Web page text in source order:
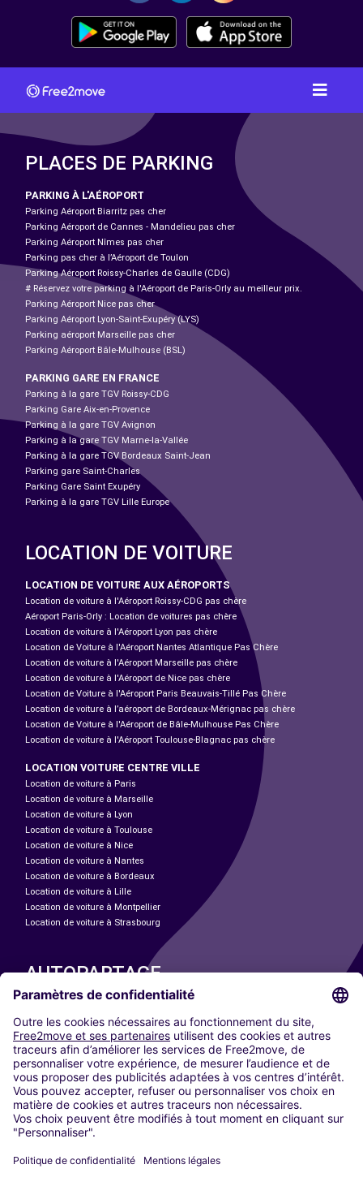
PLACES DE PARKING
PARKING À L'AÉROPORT
Parking Aéroport Biarritz pas cher
Parking Aéroport de Cannes - Mandelieu pas cher
Parking Aéroport Nîmes pas cher
Parking pas cher à l’Aéroport de Toulon
Parking Aéroport Roissy-Charles de Gaulle (CDG)
# Réservez votre parking à l'Aéroport de Paris-Orly au meilleur prix.
Parking Aéroport Nice pas cher
Parking Aéroport Lyon-Saint-Exupéry (LYS)
Parking aéroport Marseille pas cher
Parking Aéroport Bâle-Mulhouse (BSL)
PARKING GARE EN FRANCE
Parking à la gare TGV Roissy-CDG
Parking Gare Aix-en-Provence
Parking à la gare TGV Avignon
Parking à la gare TGV Marne-la-Vallée
Parking à la gare TGV Bordeaux Saint-Jean
Parking gare Saint-Charles
Parking Gare Saint Exupéry
Parking à la gare TGV Lille Europe
LOCATION DE VOITURE
LOCATION DE VOITURE AUX AÉROPORTS
Location de voiture à l'Aéroport Roissy-CDG pas chère
Aéroport Paris-Orly : Location de voitures pas chère
Location de voiture à l'Aéroport Lyon pas chère
Location de Voiture à l'Aéroport Nantes Atlantique Pas Chère
Location de voiture à l'Aéroport Marseille pas chère
Location de voiture à l'Aéroport de Nice pas chère
Location de Voiture à l'Aéroport Paris Beauvais-Tillé Pas Chère
Location de voiture à l’aéroport de Bordeaux-Mérignac pas chère
Location de Voiture à l'Aéroport de Bâle-Mulhouse Pas Chère
Location de voiture à l'Aéroport Toulouse-Blagnac pas chère
LOCATION VOITURE CENTRE VILLE
Location de voiture à Paris
Location de voiture à Marseille
Location de voiture à Lyon
Location de voiture à Toulouse
Location de voiture à Nice
Location de voiture à Nantes
Location de voiture à Bordeaux
Location de voiture à Lille
Location de voiture à Montpellier
Location de voiture à Strasbourg
AUTOPARTAGE
Paris
Madrid
Washington DC
Milan
Rome
Turin
Vienne
Berlin
Düsseldorf